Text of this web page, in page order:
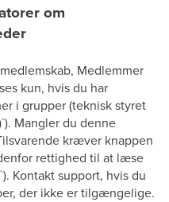
om
Medlemmer
kun, hvis du har
i grupper (teknisk styret
Mangler du denne
kræver knappen
rettighed til at læse
Kontakt support, hvis du
der ikke er tilgængelige.